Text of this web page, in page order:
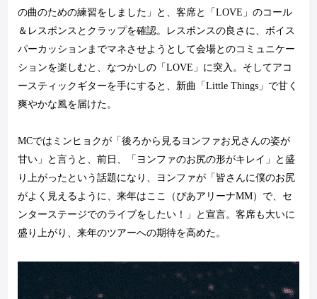
の曲のための練習をしました」と、客席と「LOVE 」のコール
＆レスポンスとクラップを確認。レスポンスの良さに、ボイス
パーカッションまでマネさせようとして会場とのコミュニケー
ションを楽しむと、なつかしの「LOVE 」に突入。そしてアコ
ースティックギターを手にすると、新曲「Little Things 」で甘く
爽やかな風を届けた。
MCではミンヒョクが「後ろから見るヨンファお兄さんの姿が
甘い」と言うと、前日、「ヨンファのお尻の形がキレイ」と盛
り上がったという話題になり、ヨンファが「皆さんに僕のお尻
がよく見えるように、来年はここ（ぴあアリーナMM）で、セ
ンターステージでのライブをしたい！」と宣言。客席も大いに
盛り上がり、来年のツアーへの期待を高めた。